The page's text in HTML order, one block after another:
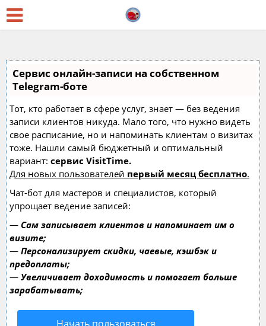
Сервис онлайн-записи на собственном
Telegram-боте
Тот, кто работает в сфере услуг, знает — без ведения
записи клиентов никуда. Мало того, что нужно видеть
свое расписание, но и напоминать клиентам о визитах
тоже. Нашли самый бюджетный и оптимальный
вариант: сервис VisitTime.
Для новых пользователей первый месяц бесплатно.
Чат-бот для мастеров и специалистов, который
упрощает ведение записей:
— Сам записывает клиентов и напоминает им о
визите;
— Персонализирует скидки, чаевые, кэшбэк и
предоплаты;
— Увеличивает доходимость и помогает больше
зарабатывать;